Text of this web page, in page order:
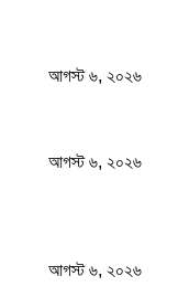
আগস্ট ৬, ২০২৬
আগস্ট ৬, ২০২৬
আগস্ট ৬, ২০২৬